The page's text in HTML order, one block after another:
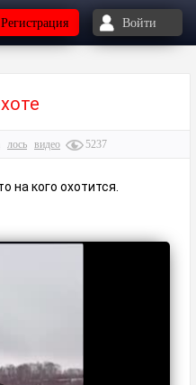
Регистрация Войти
лось видео 5237
на кого охотится.